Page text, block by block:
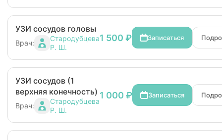
УЗИ сосудов головы
Врач:
Стародубцева
Р. Ш.
1 500 ₽ Записаться
УЗИ сосудов (1
верхняя конечность)
Врач:
Стародубцева
Р. Ш.
1 000 ₽ Записаться